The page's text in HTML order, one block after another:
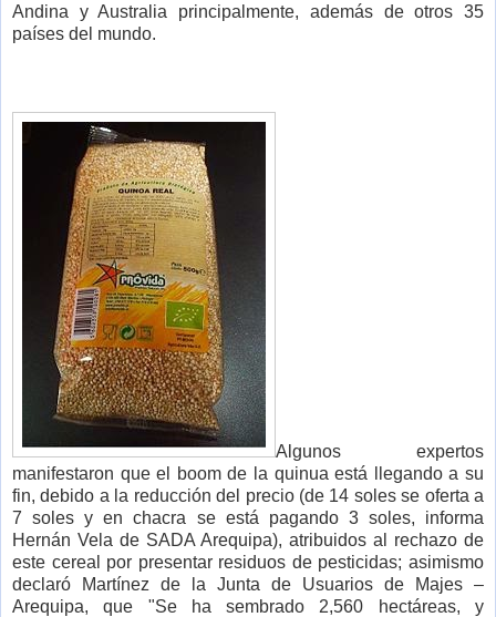
Andina y Australia principalmente, además de otros 35
países del mundo.
Algunos expertos
manifestaron que el boom de la quinua está llegando a su
fin, debido a la reducción del precio (de 14 soles se oferta a
7 soles y en chacra se está pagando 3 soles, informa
Hernán Vela de SADA Arequipa), atribuidos al rechazo de
este cereal por presentar residuos de pesticidas; asimismo
declaró Martínez de la Junta de Usuarios de Majes –
Arequipa, que "Se ha sembrado 2,560 hectáreas, y